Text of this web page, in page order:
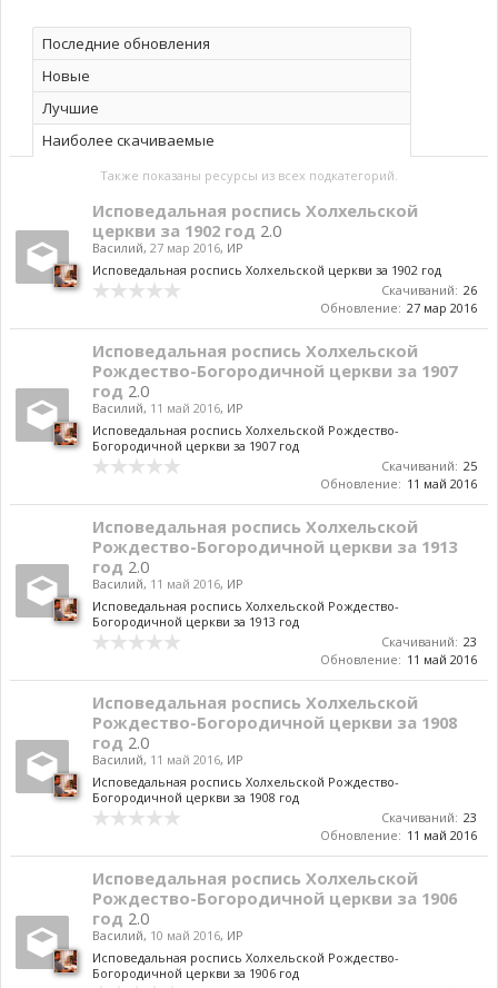
Последние обновления
Новые
Лучшие
Наиболее скачиваемые
Также показаны ресурсы из всех подкатегорий.
Исповедальная роспись Холхельской
церкви за 1902 год 2.0
Василий, 27 мар 2016, ИР
Исповедальная роспись Холхельской церкви за 1902 год
Скачиваний: 26
Обновление: 27 мар 2016
Исповедальная роспись Холхельской
Рождество-Богородичной церкви за 1907
год 2.0
Василий, 11 май 2016, ИР
Исповедальная роспись Холхельской Рождество-
Богородичной церкви за 1907 год
Скачиваний: 25
Обновление: 11 май 2016
Исповедальная роспись Холхельской
Рождество-Богородичной церкви за 1913
год 2.0
Василий, 11 май 2016, ИР
Исповедальная роспись Холхельской Рождество-
Богородичной церкви за 1913 год
Скачиваний: 23
Обновление: 11 май 2016
Исповедальная роспись Холхельской
Рождество-Богородичной церкви за 1908
год 2.0
Василий, 11 май 2016, ИР
Исповедальная роспись Холхельской Рождество-
Богородичной церкви за 1908 год
Скачиваний: 23
Обновление: 11 май 2016
Исповедальная роспись Холхельской
Рождество-Богородичной церкви за 1906
год 2.0
Василий, 10 май 2016, ИР
Исповедальная роспись Холхельской Рождество-
Богородичной церкви за 1906 год